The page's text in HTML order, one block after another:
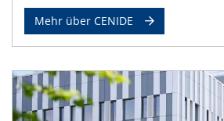
Mehr über CENIDE